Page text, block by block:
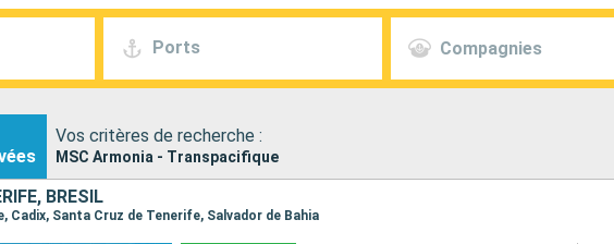
Ports Compagnies
Vos critères de recherche :
MSC Armonia - Transpacifique
BRÉSIL
Cadix, Santa Cruz de Tenerife, Salvador de Bahia